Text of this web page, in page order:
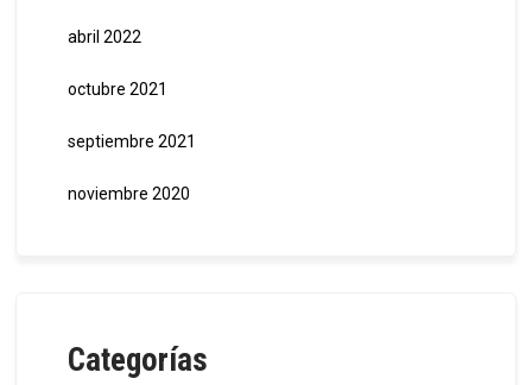
abril 2022
octubre 2021
septiembre 2021
noviembre 2020
Categorías